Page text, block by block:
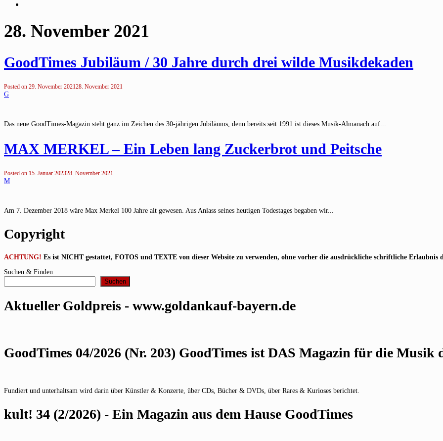
28. November 2021
GoodTimes Jubiläum / 30 Jahre durch drei wilde Musikdekaden
Posted on 29. November 202128. November 2021
G
Das neue GoodTimes-Magazin steht ganz im Zeichen des 30-jährigen Jubiläums, denn bereits seit 1991 ist dieses Musik-Almanach auf...
MAX MERKEL – Ein Leben lang Zuckerbrot und Peitsche
Posted on 15. Januar 202328. November 2021
M
Am 7. Dezember 2018 wäre Max Merkel 100 Jahre alt gewesen. Aus Anlass seines heutigen Todestages begaben wir...
Copyright
ACHTUNG! Es ist NICHT gestattet, FOTOS und TEXTE von dieser Website zu verwenden, ohne vorher die ausdrückliche schriftliche Erlaubnis
Suchen & Finden
Suchen
Aktueller Goldpreis - www.goldankauf-bayern.de
GoodTimes 04/2026 (Nr. 203) GoodTimes ist DAS Magazin für die Musik
Fundiert und unterhaltsam wird darin über Künstler & Konzerte, über CDs, Bücher & DVDs, über Rares & Kurioses berichtet.
kult! 34 (2/2026) - Ein Magazin aus dem Hause GoodTimes